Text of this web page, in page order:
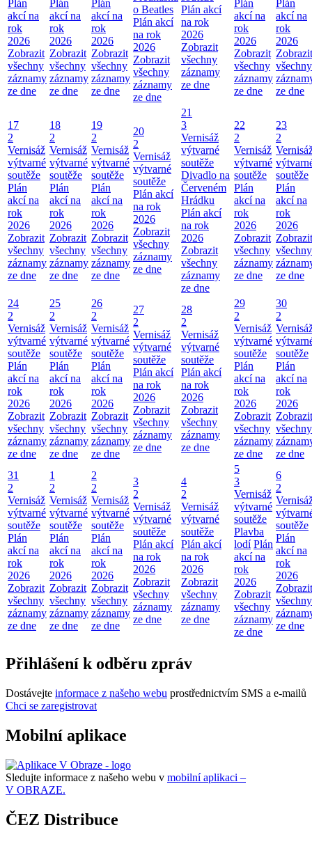
Plán
akcí na
rok
2026
Zobrazit
všechny
záznamy
ze dne
Plán
akcí na
rok
2026
Zobrazit
všechny
záznamy
ze dne
Plán
akcí na
rok
2026
Zobrazit
všechny
záznamy
ze dne
o Beatles
Plán akcí
na rok
2026
Zobrazit
všechny
záznamy
ze dne
Plán akcí
na rok
2026
Zobrazit
všechny
záznamy
ze dne
Plán
akcí na
rok
2026
Zobrazit
všechny
záznamy
ze dne
Plán
akcí na
rok
2026
Zobrazit
všechny
ze dne
17
2
Vernisáž
výtvarné
soutěže
Plán
akcí na
rok
2026
Zobrazit
všechny
záznamy
ze dne
18
2
Vernisáž
výtvarné
soutěže
Plán
akcí na
rok
2026
Zobrazit
všechny
záznamy
ze dne
19
2
Vernisáž
výtvarné
soutěže
Plán
akcí na
rok
2026
Zobrazit
všechny
záznamy
ze dne
20
2
Vernisáž
výtvarné
soutěže
Plán akcí
na rok
2026
Zobrazit
všechny
záznamy
ze dne
21
3
Vernisáž
výtvarné
soutěže
Divadlo na
Červeném
Hrádku
Plán akcí
na rok
2026
Zobrazit
všechny
záznamy
ze dne
22
2
Vernisáž
výtvarné
soutěže
Plán
akcí na
rok
2026
Zobrazit
všechny
záznamy
ze dne
23
2
soutěže
Plán
akcí na
rok
2026
Zobrazit
všechny
ze dne
24
2
Vernisáž
výtvarné
soutěže
Plán
akcí na
rok
2026
Zobrazit
všechny
záznamy
ze dne
25
2
Vernisáž
výtvarné
soutěže
Plán
akcí na
rok
2026
Zobrazit
všechny
záznamy
ze dne
26
2
Vernisáž
výtvarné
soutěže
Plán
akcí na
rok
2026
Zobrazit
všechny
záznamy
ze dne
27
2
Vernisáž
výtvarné
soutěže
Plán akcí
na rok
2026
Zobrazit
všechny
záznamy
ze dne
28
2
Vernisáž
výtvarné
soutěže
Plán akcí
na rok
2026
Zobrazit
všechny
záznamy
ze dne
29
2
Vernisáž
výtvarné
soutěže
Plán
akcí na
rok
2026
Zobrazit
všechny
záznamy
ze dne
30
2
soutěže
Plán
akcí na
rok
2026
Zobrazit
všechny
ze dne
31
2
Vernisáž
výtvarné
soutěže
Plán
akcí na
rok
2026
Zobrazit
všechny
záznamy
ze dne
1
2
Vernisáž
výtvarné
soutěže
Plán
akcí na
rok
2026
Zobrazit
všechny
záznamy
ze dne
2
2
Vernisáž
výtvarné
soutěže
Plán
akcí na
rok
2026
Zobrazit
všechny
záznamy
ze dne
3
2
Vernisáž
výtvarné
soutěže
Plán akcí
na rok
2026
Zobrazit
všechny
záznamy
ze dne
4
2
Vernisáž
výtvarné
soutěže
Plán akcí
na rok
2026
Zobrazit
všechny
záznamy
ze dne
5
3
Vernisáž
výtvarné
soutěže
Plavba
lodí Plán
akcí na
rok
2026
Zobrazit
všechny
záznamy
ze dne
6
2
soutěže
Plán
akcí na
rok
2026
Zobrazit
všechny
ze dne
Přihlášení k odběru zpráv
Dostávejte informace z našeho webu prostřednictvím SMS a e-mailů
Chci se zaregistrovat
Mobilní aplikace
Sledujte informace z našeho webu v mobilní aplikaci –
V OBRAZE.
ČEZ Distribuce